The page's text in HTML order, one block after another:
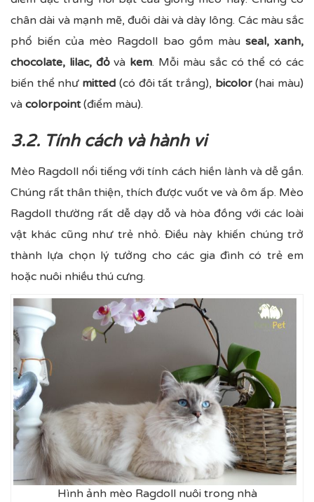
chân dài và mạnh mẽ, đuôi dài và dày lông. Các màu sắc
phổ biến của mèo Ragdoll bao gồm màu seal, xanh,
chocolate, lilac, đỏvà kem. Mỗi màu sắc có thể có các
biến thể như mitted (có đôi tất trắng), bicolor(hai màu)
và colorpoint(điểm màu).
3.2. Tính cách và hành vi
Mèo Ragdoll nổi tiếng với tính cách hiền lành và dễ gần.
Chúng rất thân thiện, thích được vuốt ve và ôm ấp. Mèo
Ragdoll thường rất dễ dạy dỗ và hòa đồng với các loài
vật khác cũng như trẻ nhỏ. Điều này khiến chúng trở
thành lựa chọn lý tưởng cho các gia đình có trẻ em
hoặc nuôi nhiều thú cưng.
Hình ảnh mèo Ragdoll nuôi trong nhà